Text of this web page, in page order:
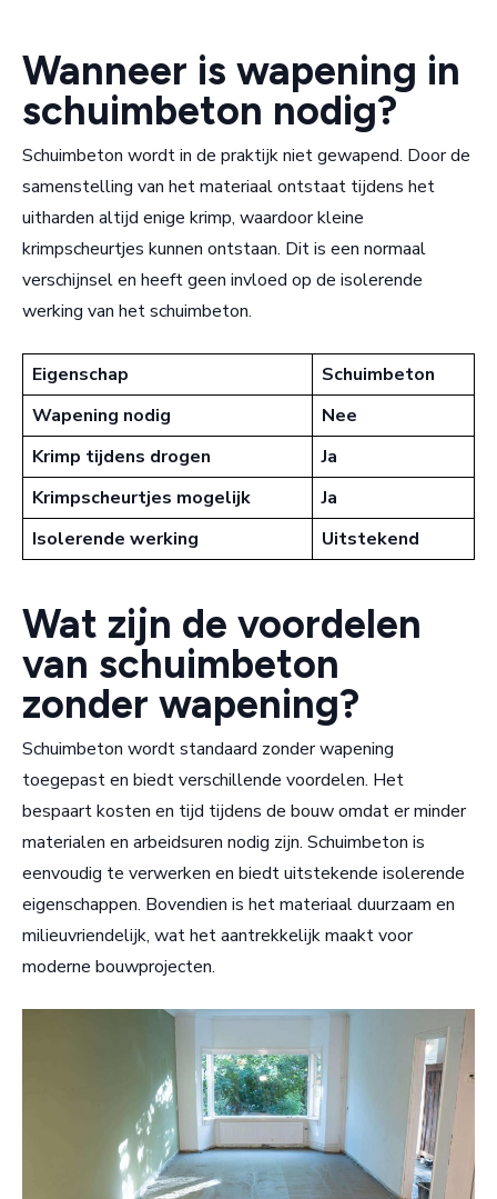
Wanneer is wapening in
schuimbeton nodig?
Schuimbeton wordt in de praktijk niet gewapend. Door de
samenstelling van het materiaal ontstaat tijdens het
uitharden altijd enige krimp, waardoor kleine
krimpscheurtjes kunnen ontstaan. Dit is een normaal
verschijnsel en heeft geen invloed op de isolerende
werking van het schuimbeton.
Eigenschap
Schuimbeton
Wapening nodig
Nee
Krimp tijdens drogen
Ja
Krimpscheurtjes mogelijk
Ja
Isolerende werking
Uitstekend
Wat zijn de voordelen
van schuimbeton
zonder wapening?
Schuimbeton wordt standaard zonder wapening
toegepast en biedt verschillende voordelen. Het
bespaart kosten en tijd tijdens de bouw omdat er minder
materialen en arbeidsuren nodig zijn. Schuimbeton is
eenvoudig te verwerken en biedt uitstekende isolerende
eigenschappen. Bovendien is het materiaal duurzaam en
milieuvriendelijk, wat het aantrekkelijk maakt voor
moderne bouwprojecten.